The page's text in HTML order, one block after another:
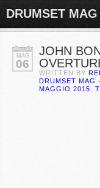
DRUMSET MAG
MAG
06
JOHN
WRITTEN BY
DRUMSET MAG
MAGGIO 2015